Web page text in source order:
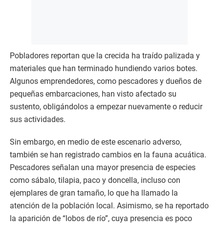
Pobladores reportan que la crecida ha traído palizada y
materiales que han terminado hundiendo varios botes.
Algunos emprendedores, como pescadores y dueños de
pequeñas embarcaciones, han visto afectado su
sustento, obligándolos a empezar nuevamente o reducir
sus actividades.
Sin embargo, en medio de este escenario adverso,
también se han registrado cambios en la fauna acuática.
Pescadores señalan una mayor presencia de especies
como sábalo, tilapia, paco y doncella, incluso con
ejemplares de gran tamaño, lo que ha llamado la
atención de la población local. Asimismo, se ha reportado
la aparición de “lobos de río”, cuya presencia es poco